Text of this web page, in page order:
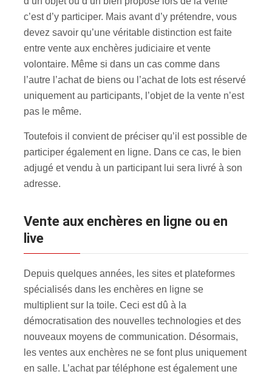
c’est d’y participer. Mais avant d’y prétendre, vous
devez savoir qu’une véritable distinction est faite
entre vente aux enchères judiciaire et vente
volontaire. Même si dans un cas comme dans
l’autre l’achat de biens ou l’achat de lots est réservé
uniquement au participants, l’objet de la vente n’est
pas le même.
Toutefois il convient de préciser qu’il est possible de
participer également en ligne. Dans ce cas, le bien
adjugé et vendu à un participant lui sera livré à son
adresse.
Vente aux enchères en ligne ou en
live
Depuis quelques années, les sites et plateformes
spécialisés dans les enchères en ligne se
multiplient sur la toile. Ceci est dû à la
démocratisation des nouvelles technologies et des
nouveaux moyens de communication. Désormais,
les ventes aux enchères ne se font plus uniquement
en salle. L’achat par téléphone est également une